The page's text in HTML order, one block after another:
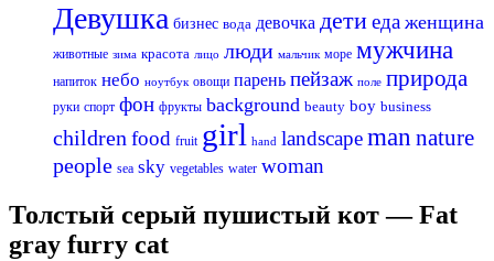
Девушка бизнес вода девочка детиеда женщина
животные зима красота лицо люди мальчик море мужчина
напиток небо ноутбук овощи парень пейзаж поле природа
руки спорт фон фрукты background beauty boy business
childrenfood fruit girl hand landscapeman nature
people sea sky vegetables water woman
Толстый серый пушистый кот — Fat
gray furry cat